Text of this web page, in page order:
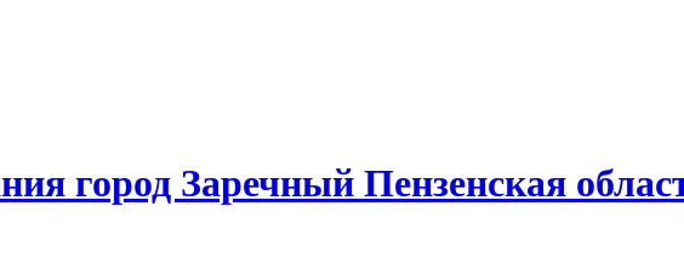
город Заречный Пензенская